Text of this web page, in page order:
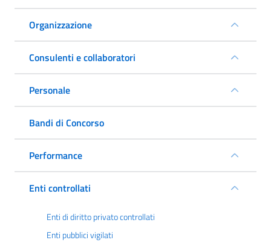
Organizzazione
Consulenti e collaboratori
Personale
Bandi di Concorso
Performance
Enti controllati
Enti di diritto privato controllati
Enti pubblici vigilati